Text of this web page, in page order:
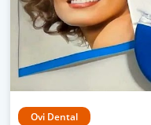
Ovi Dental